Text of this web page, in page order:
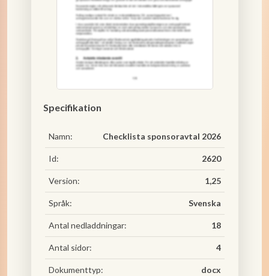
Specifikation
Namn: Checklista sponsoravtal 2026
Id: 2620
Version: 1,25
Språk: Svenska
Antal nedladdningar: 18
Antal sidor: 4
Dokumenttyp: docx